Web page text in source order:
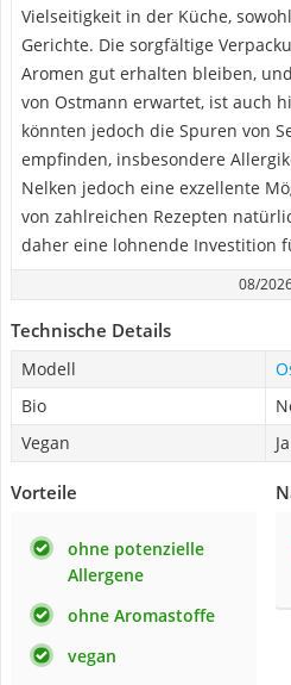
Vielseitigkeit in der Küche,
Gerichte. Die sorgfältige
Aromen gut erhalten bleiben,
von Ostmann erwartet, ist auch
könnten jedoch die Spuren von
empfinden, insbesondere
Nelken jedoch eine exzellente
von zahlreichen Rezepten
daher eine lohnende Investition
08/
Technische Details
Modell
Bio
Vegan
Ja
Vorteile
ohne potenzielle
Allergene
ohne Aromastoffe
vegan